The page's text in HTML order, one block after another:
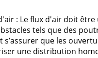
: Le flux d'air doit
tels que des
s’assurer que les
une distribution